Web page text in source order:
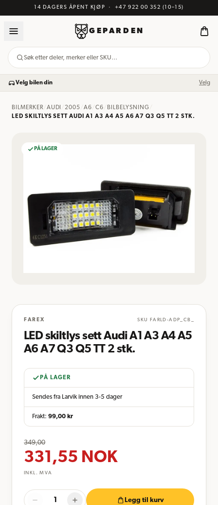
14 DAGERS ÅPENT KJØP · +47 922 00 352 (10–15)
GEPARDEN
Søk etter deler, merker eller SKU…
Velg bilen din Velg
BILMERKER/ AUDI /2005 /A6 /C6 BILBELYSNING
LED SKILTLYS SETT AUDI A1 A3 A4 A5 A6 A7 Q3 Q5 TT 2 STK.
PÅ LAGER
FAREX SKU FARLD-ADP_CB_
LED skiltlys sett Audi A1 A3 A4 A5
A6 A7 Q3 Q5 TT 2 stk.
PÅ LAGER
Sendes fra Larvik innen 3-5 dager
Frakt: 99,00 kr
349,00
331,55 NOK
INKL. MVA
Legg til kurv